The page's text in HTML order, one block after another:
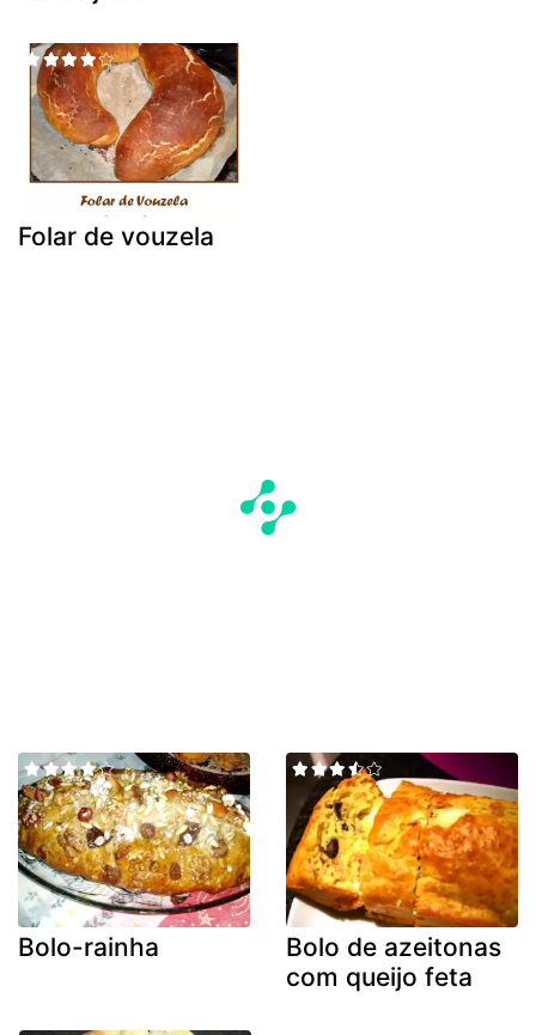
Folar de vouzela
Bolo-rainha
Bolo de azeitonas
com queijo feta